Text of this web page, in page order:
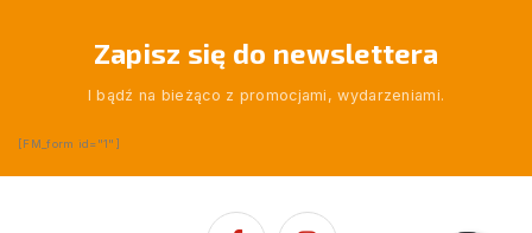
Zapisz się do newslettera
I bądź na bieżąco z promocjami, wydarzeniami.
[FM_form id="1"]